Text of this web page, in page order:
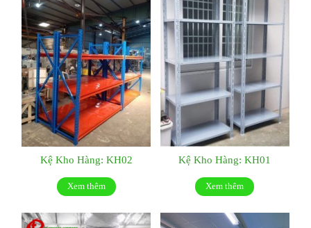
Kệ Kho Hàng: KH02
Xem thêm
Kệ Kho Hàng: KH01
Xem thêm